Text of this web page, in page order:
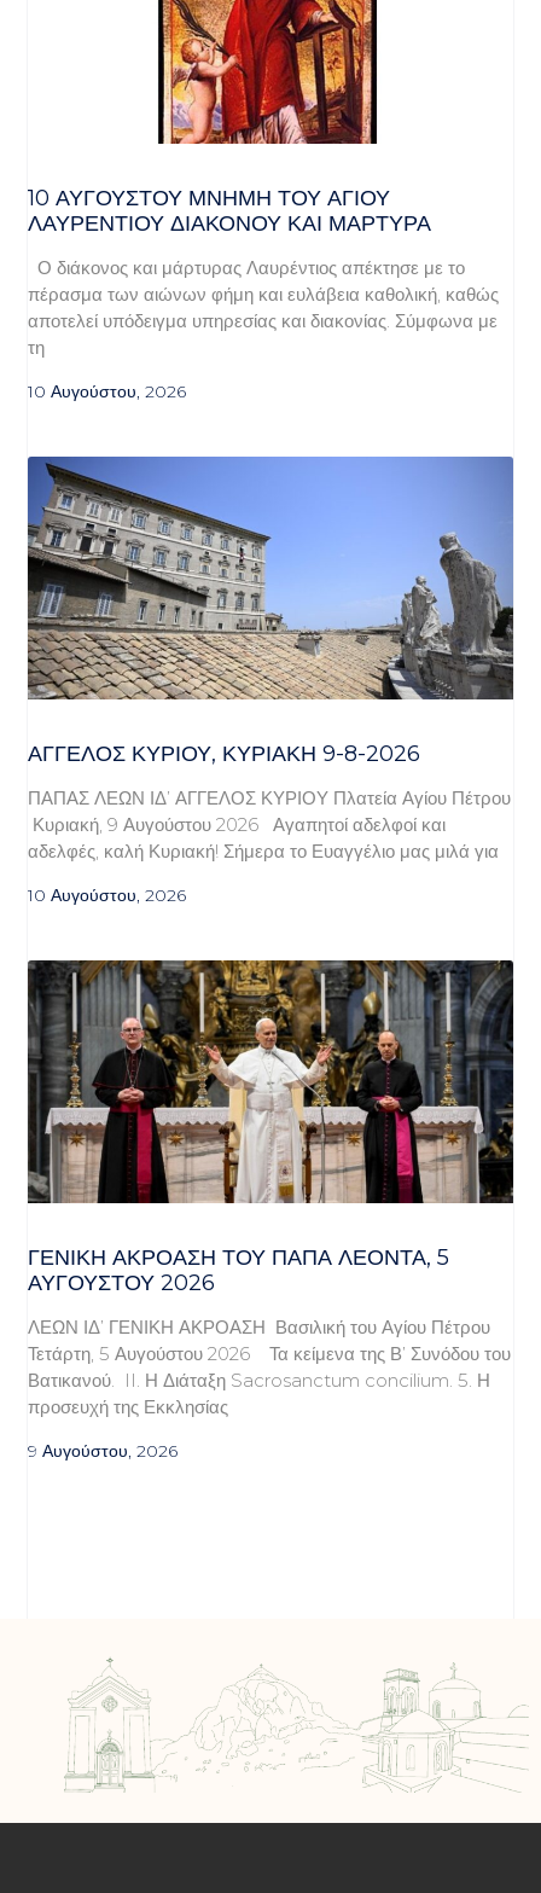
10 ΑΥΓΟΥΣΤΟΥ ΜΝΗΜΗ ΤΟΥ ΑΓΙΟΥ
ΛΑΥΡΕΝΤΙΟΥ ΔΙΑΚΟΝΟΥ ΚΑΙ ΜΑΡΤΥΡΑ
Ο διάκονος και μάρτυρας Λαυρέντιος απέκτησε με το
πέρασμα των αιώνων φήμη και ευλάβεια καθολική, καθώς
αποτελεί υπόδειγμα υπηρεσίας και διακονίας. Σύμφωνα με
τη
10 Αυγούστου, 2026
ΆΓΓΕΛΟΣ ΚΥΡΊΟΥ, ΚΥΡΙΑΚΉ 9-8-2026
ΠΑΠΑΣ ΛΕΩΝ ΙΔ’ ΑΓΓΕΛΟΣ ΚΥΡΙΟΥ Πλατεία Αγίου Πέτρου
Κυριακή, 9 Αυγούστου 2026 Αγαπητοί αδελφοί και
αδελφές, καλή Κυριακή! Σήμερα το Ευαγγέλιο μας μιλά για
10 Αυγούστου, 2026
ΓΕΝΙΚΉ ΑΚΡΌΑΣΗ ΤΟΥ ΠΆΠΑ ΛΈΟΝΤΑ, 5
ΑΥΓΟΎΣΤΟΥ 2026
ΛΕΩΝ ΙΔ’ ΓΕΝΙΚΗ ΑΚΡΟΑΣΗ Βασιλική του Αγίου Πέτρου
Τετάρτη, 5 Αυγούστου 2026 Τα κείμενα της Β’ Συνόδου του
Βατικανού. II. Η Διάταξη Sacrosanctum concilium. 5. Η
προσευχή της Εκκλησίας
9 Αυγούστου, 2026